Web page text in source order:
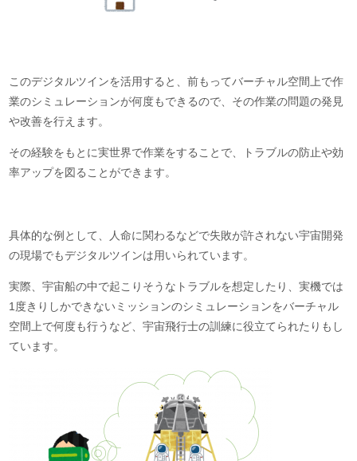
このデジタルツインを活用すると、前もってバーチャル空間上で作
業のシミュレーションが何度もできるので、その作業の問題の発見
や改善を行えます。
その経験をもとに実世界で作業をすることで、トラブルの防止や効
率アップを図ることができます。
具体的な例として、人命に関わるなどで失敗が許されない宇宙開発
の現場でもデジタルツインは用いられています。
実際、宇宙船の中で起こりそうなトラブルを想定したり、実機では
1度きりしかできないミッションのシミュレーションをバーチャル
空間上で何度も行うなど、宇宙飛行士の訓練に役立てられたりもし
ています。